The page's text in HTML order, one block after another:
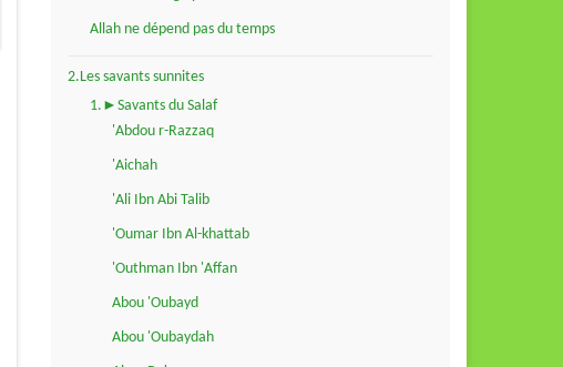
Allah ne dépend pas du temps
2.Les savants sunnites
1.►Savants du Salaf
'Abdou r-Razzaq
'Aichah
'Ali Ibn Abi Talib
'Oumar Ibn Al-khattab
'Outhman Ibn 'Affan
Abou 'Oubayd
Abou 'Oubaydah